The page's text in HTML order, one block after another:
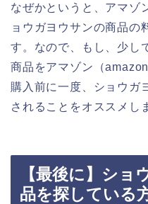
なぜかというと、アマゾ
ョウガヨウサンの商品の
す。なので、もし、少し
商品をアマゾン（
購入前に一度、ショウガ
されることをオススメし
【最後に】ショ
品を探している